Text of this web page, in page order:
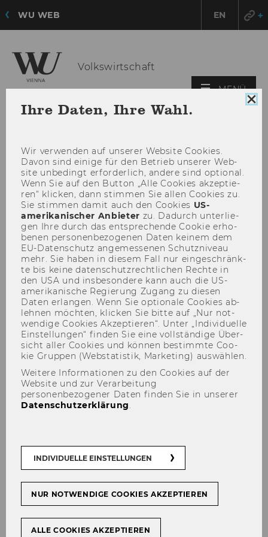
WU WEB EN
Volkswirtschaft
MENÜ
Katharina Mader via Ö1
Journal-Panorama: Zurück in
die 1950er? Der Corona-
Lockdown und die Frauen
TEILEN TEILEN
16. Juli 2020
Ihre Daten, Ihre Wahl.
Wir ver­wen­den auf un­se­rer Web­site Coo­kies.
Davon sind ei­ni­ge für den Be­trieb un­se­rer Web­
site un­be­dingt er­for­der­lich, an­de­re sind op­tio­nal.
Wenn Sie auf den But­ton „Alle Coo­kies ak­zep­tie­
ren“ kli­cken, dann stim­men Sie allen Coo­kies zu.
Sie stim­men damit auch den Coo­kies US-​
amerikanischer An­bie­ter zu. Da­durch un­ter­lie­
gen Ihre durch das ent­spre­chen­de Coo­kie er­ho­
be­nen per­so­nen­be­zo­ge­nen Daten kei­nem dem
EU-​Datenschutz an­ge­mes­se­nen Schutz­ni­veau
mehr. Sie haben in die­sem Fall nur ein­ge­schränk­
te bis keine da­ten­schutz­recht­li­chen Rech­te in
den USA und ins­be­son­de­re kann auch die US-​
amerikanische Re­gie­rung Zu­gang zu die­sen
Daten er­lan­gen. Wenn Sie op­tio­na­le Coo­kies ab­
leh­nen möch­ten, kli­cken Sie bitte auf „Nur not­
wen­di­ge Coo­kies Ak­zep­tie­ren“. Unter „In­di­vi­du­el­le
Ein­stel­lun­gen“ fin­den Sie eine voll­stän­di­ge Über­
sicht aller Coo­kies und kön­nen be­stimm­te Coo­
kie Grup­pen (Web­sta­tis­tik, Mar­ke­ting) aus­wäh­len.
Weitere Informationen zu den Cookies auf der
Website und zur Verarbeitung
personenbezogener Daten finden Sie in unserer
Datenschutzerklärung.
INDIVIDUELLE EINSTELLUNGEN
NUR NOTWENDIGE COOKIES AKZEPTIEREN
ALLE COOKIES AKZEPTIEREN